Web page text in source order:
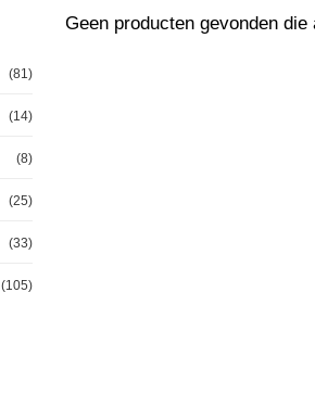
(81)
(14)
(8)
(25)
(33)
(105)
Geen producten gevonden